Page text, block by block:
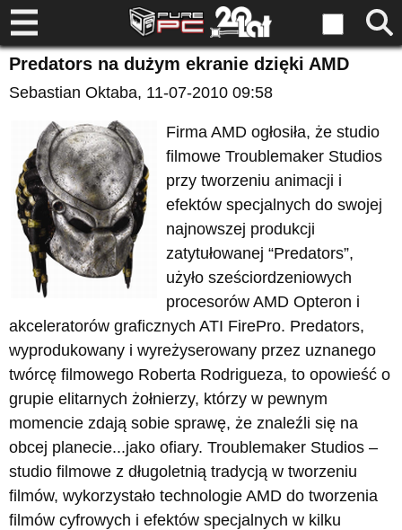
Predators na dużym ekranie dzięki AMD
Sebastian Oktaba, 11-07-2010 09:58
Firma AMD ogłosiła, że studio
filmowe Troublemaker Studios
przy tworzeniu animacji i
efektów specjalnych do swojej
najnowszej produkcji
zatytułowanej “Predators”,
użyło sześciordzeniowych
procesorów AMD Opteron i
akceleratorów graficznych ATI FirePro. Predators,
wyprodukowany i wyreżyserowany przez uznanego
twórcę filmowego Roberta Rodrigueza, to opowieść o
grupie elitarnych żołnierzy, którzy w pewnym
momencie zdają sobie sprawę, że znaleźli się na
obcej planecie...jako ofiary. Troublemaker Studios –
studio filmowe z długoletnią tradycją w tworzeniu
filmów, wykorzystało technologie AMD do tworzenia
filmów cyfrowych i efektów specjalnych w kilku